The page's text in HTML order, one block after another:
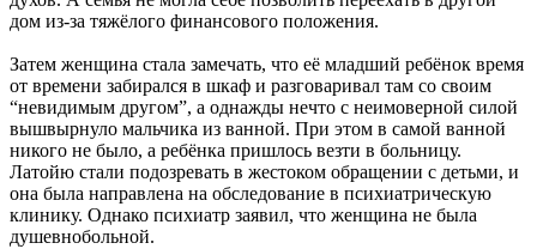
дом из-за тяжёлого финансового положения.
Затем женщина стала замечать, что её младший ребёнок время
от времени забирался в шкаф и разговаривал там со своим
“невидимым другом”, а однажды нечто с неимоверной силой
вышвырнуло мальчика из ванной. При этом в самой ванной
никого не было, а ребёнка пришлось везти в больницу.
Латойю стали подозревать в жестоком обращении с детьми, и
она была направлена на обследование в психиатрическую
клинику. Однако психиатр заявил, что женщина не была
душевнобольной.